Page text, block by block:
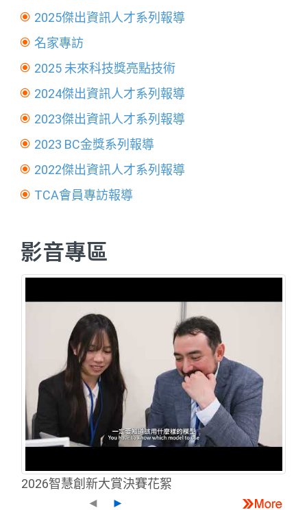
2025傑出資訊人才系列報導
名家專訪
2025 未來科技獎亮點技術
2024傑出資訊人才系列報導
2023傑出資訊人才系列報導
2023 BC金獎系列報導
2022傑出資訊人才系列報導
TCA會員專訪報導
影音專區
2026智慧創新大賞決賽花絮
◄
►